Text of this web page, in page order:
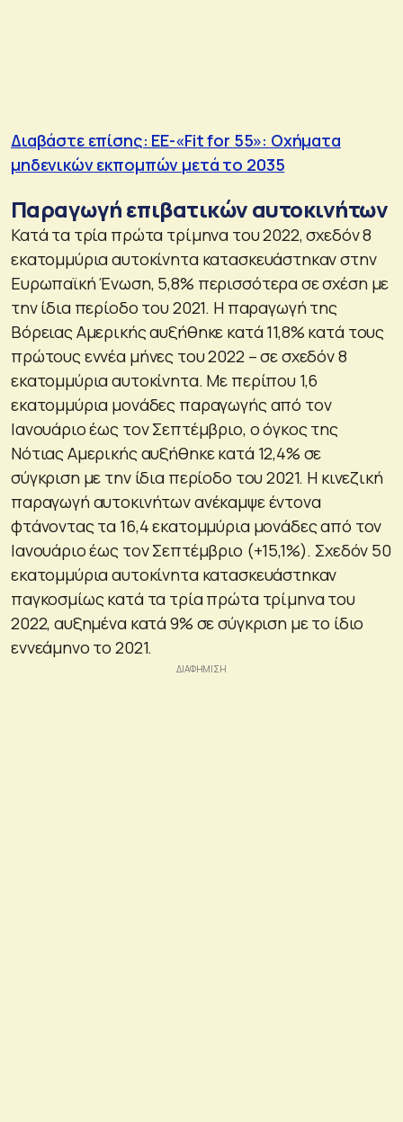
Διαβάστε επίσης: EE-«Fit for 55»: Οχήματα
μηδενικών εκπομπών μετά το 2035
Παραγωγή επιβατικών αυτοκινήτων
Κατά τα τρία πρώτα τρίμηνα του 2022, σχεδόν 8
εκατομμύρια αυτοκίνητα κατασκευάστηκαν στην
Ευρωπαϊκή Ένωση, 5,8% περισσότερα σε σχέση με
την ίδια περίοδο του 2021. Η παραγωγή της
Βόρειας Αμερικής αυξήθηκε κατά 11,8% κατά τους
πρώτους εννέα μήνες του 2022 – σε σχεδόν 8
εκατομμύρια αυτοκίνητα. Με περίπου 1,6
εκατομμύρια μονάδες παραγωγής από τον
Ιανουάριο έως τον Σεπτέμβριο, ο όγκος της
Νότιας Αμερικής αυξήθηκε κατά 12,4% σε
σύγκριση με την ίδια περίοδο του 2021. Η κινεζική
παραγωγή αυτοκινήτων ανέκαμψε έντονα
φτάνοντας τα 16,4 εκατομμύρια μονάδες από τον
Ιανουάριο έως τον Σεπτέμβριο (+15,1%). Σχεδόν 50
εκατομμύρια αυτοκίνητα κατασκευάστηκαν
παγκοσμίως κατά τα τρία πρώτα τρίμηνα του
2022, αυξημένα κατά 9% σε σύγκριση με το ίδιο
εννεάμηνο το 2021.